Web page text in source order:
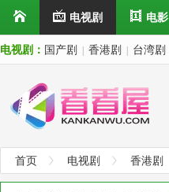
电视剧 电影
电视剧： 国产剧 香港剧 台湾剧
首页 电视剧 香港剧